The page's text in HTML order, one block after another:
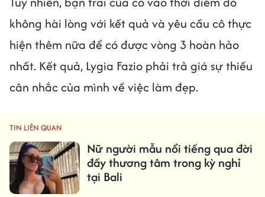
không hài lòng với kết quả và yêu cầu cô thực
hiện thêm nữa để có được vòng 3 hoàn hảo
nhất. Kết quả, Lygia Fazio phải trả giá sự thiếu
cân nhắc của mình về việc làm đẹp.
TIN LIÊN QUAN
Nữ người mẫu nổi tiếng qua đời
đầy thương tâm trong kỳ nghỉ
tại Bali